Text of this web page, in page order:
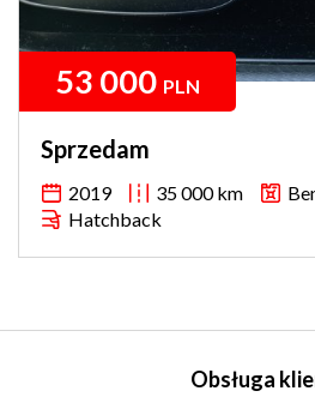
53 000 PLN
Sprzedam
2019 35 000 km
Hatchback
Obsługa